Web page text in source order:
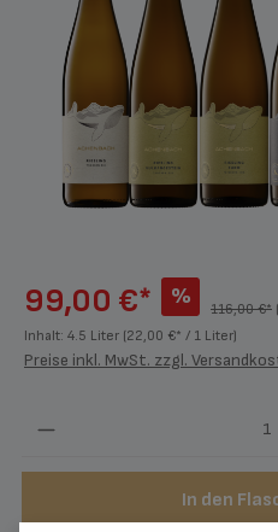
99,00 €* %
116,00 €*
Inhalt: 4.5 Liter (22,00 €* / 1 Liter)
Preise inkl. MwSt. zzgl.
Produkt Anzahl: Gib
In den